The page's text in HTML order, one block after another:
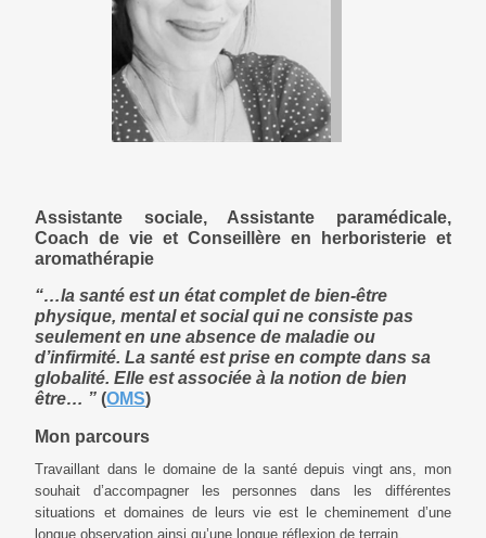
Assistante sociale, Assistante paramédicale,
Coach de vie et Conseillère en herboristerie et
aromathérapie
“…la santé est un état complet de bien-être
physique, mental et social qui ne consiste pas
seulement en une absence de maladie ou
d’infirmité. La santé est prise en compte dans sa
globalité. Elle est associée à la notion de bien
être… ”(OMS)
Mon parcours
Travaillant dans le domaine de la santé depuis vingt ans, mon
souhait d’accompagner les personnes dans les différentes
situations et domaines de leurs vie est le cheminement d’une
longue observation ainsi qu’une longue réflexion de terrain.